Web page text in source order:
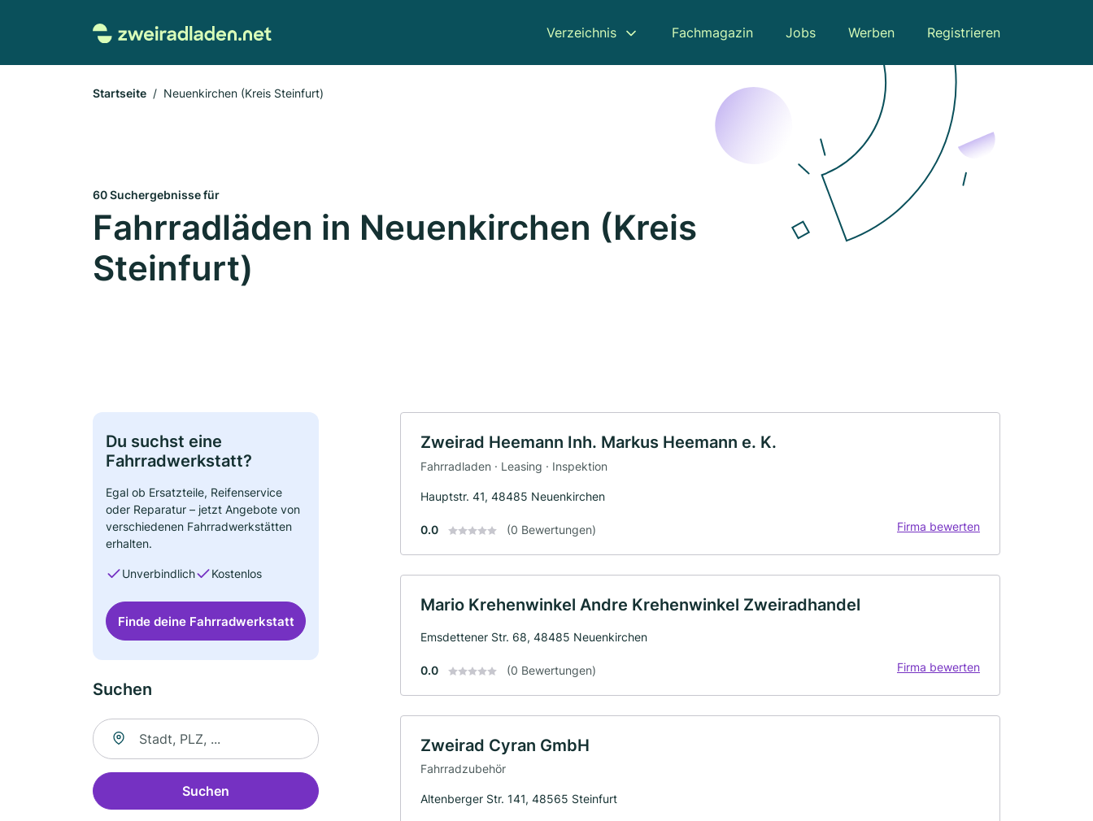
Verzeichnis Fachmagazin Jobs Werben Registrieren
Startseite Neuenkirchen (Kreis Steinfurt)
60 Suchergebnisse für
Fahrradläden in Neuenkirchen (Kreis
Steinfurt)
Du suchst eine
Fahrradwerkstatt?
Egal ob Ersatzteile, Reifenservice
oder Reparatur – jetzt Angebote von
verschiedenen Fahrradwerkstätten
erhalten.
Unverbindlich Kostenlos
Finde deine Fahrradwerkstatt
Suchen
Suche nach Ort
Suchen
Zweirad Heemann Inh. Markus Heemann e. K.
Fahrradladen · Leasing · Inspektion
Hauptstr. 41, 48485 Neuenkirchen
0.0 (0 Bewertungen) Firma bewerten
Mario Krehenwinkel Andre Krehenwinkel Zweiradhandel
Emsdettener Str. 68, 48485 Neuenkirchen
0.0 (0 Bewertungen) Firma bewerten
Zweirad Cyran GmbH
Fahrradzubehör
Altenberger Str. 141, 48565 Steinfurt